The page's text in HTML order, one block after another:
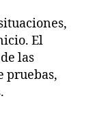
El
las
pruebas,